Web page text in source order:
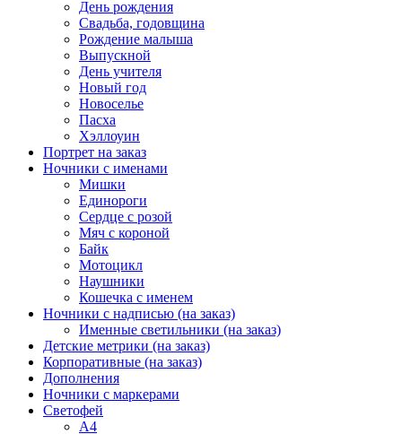
День рождения
Свадьба, годовщина
Рождение малыша
Выпускной
День учителя
Новый год
Новоселье
Пасха
Хэллоуин
Портрет на заказ
Ночники с именами
Мишки
Единороги
Сердце с розой
Мяч с короной
Байк
Мотоцикл
Наушники
Кошечка с именем
Ночники с надписью (на заказ)
Именные светильники (на заказ)
Детские метрики (на заказ)
Корпоративные (на заказ)
Дополнения
Ночники с маркерами
Светофей
А4